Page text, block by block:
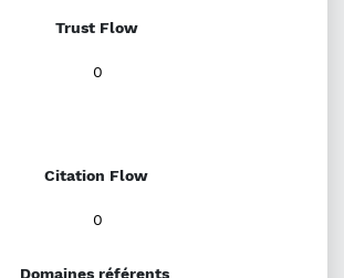
Trust Flow
0
Citation Flow
0
Domaines référents